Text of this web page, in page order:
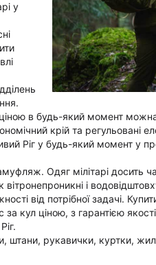
у
в будь-який момент
крій та регульовані
Ріг у будь-який момент у
Одяг мілітарі досить
і
від потрібної задачі.
ціною, з гарантією
штани, рукавички, куртки,